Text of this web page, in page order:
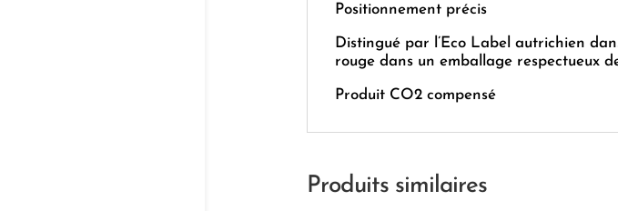
Positionnement précis
Distingué par l’Eco Label autrichien
rouge dans un emballage respectueux
Produit CO2 compensé
Produits similaires